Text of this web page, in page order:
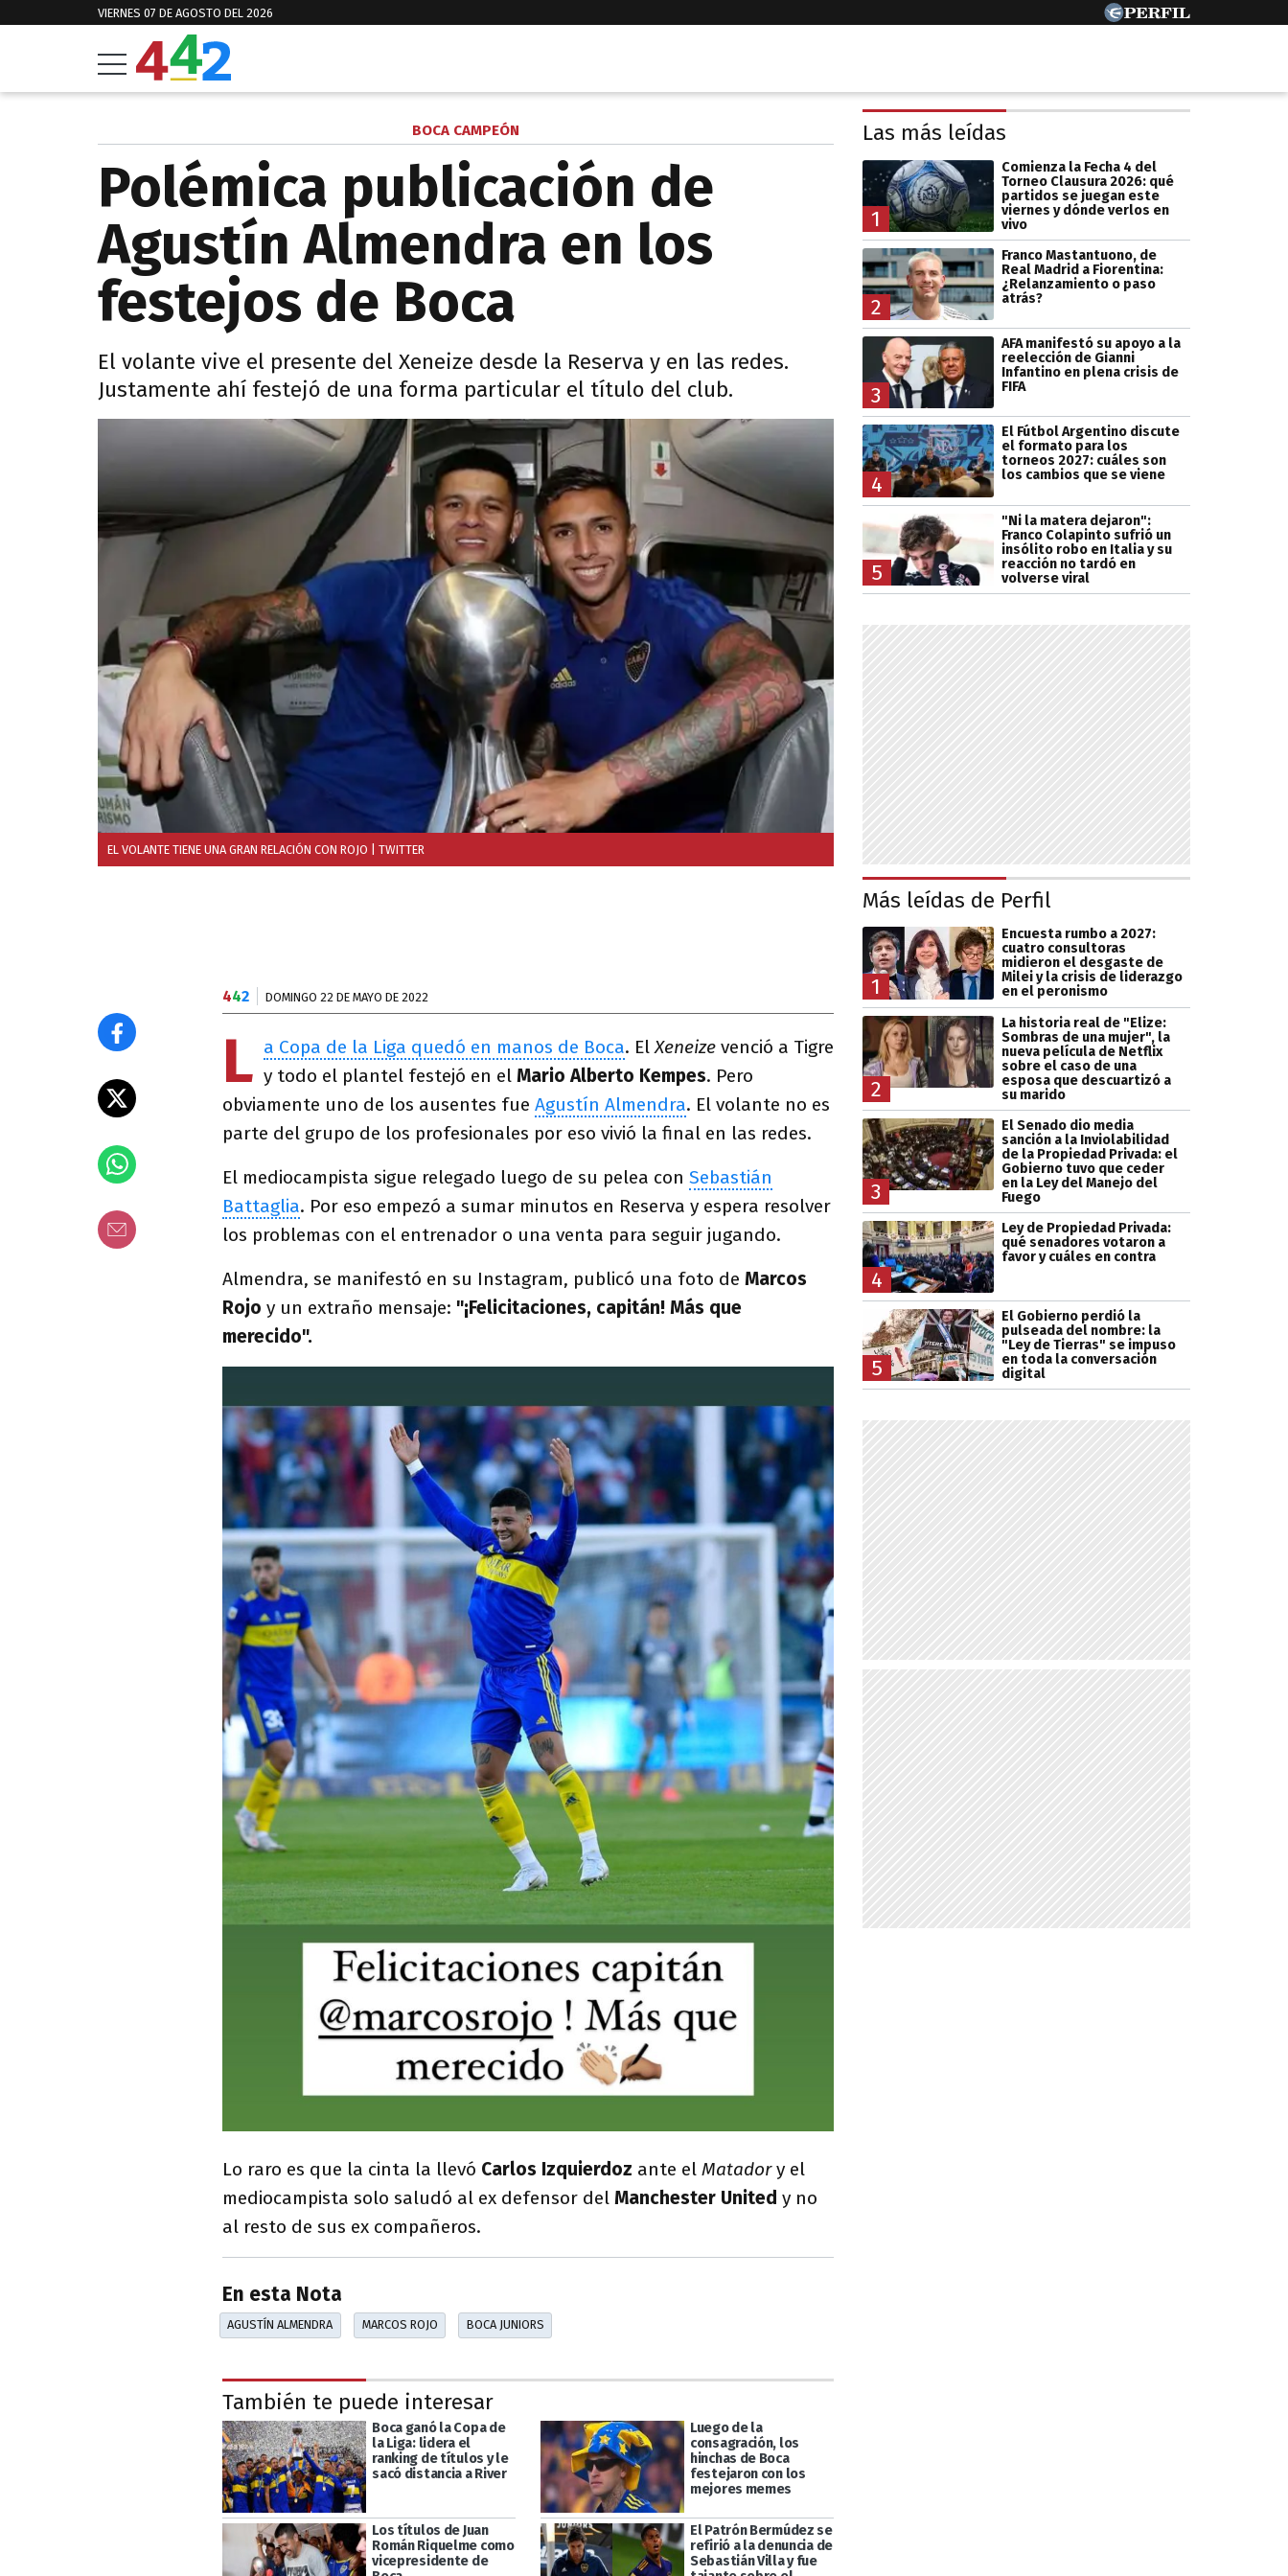
VIERNES 07 DE AGOSTO DEL 2026
BOCA CAMPEÓN
Polémica publicación de
Agustín Almendra en los
festejos de Boca
El volante vive el presente del Xeneize desde la Reserva y en las redes.
Justamente ahí festejó de una forma particular el título del club.
EL VOLANTE TIENE UNA GRAN RELACIÓN CON ROJO | TWITTER
442 DOMINGO 22 DE MAYO DE 2022
L a Copa de la Liga quedó en manos de Boca. ElXeneize venció a Tigre
y todo el plantel festejó en el Mario Alberto Kempes. Pero
obviamente uno de los ausentes fue Agustín Almendra. El volante no es
parte del grupo de los profesionales por eso vivió la final en las redes.
El mediocampista sigue relegado luego de su pelea con Sebastián
Battaglia. Por eso empezó a sumar minutos en Reserva y espera resolver
los problemas con el entrenador o una venta para seguir jugando.
Almendra, se manifestó en su Instagram, publicó una foto de Marcos
Rojo y un extraño mensaje: "¡Felicitaciones, capitán! Más que
merecido".
Lo raro es que la cinta la llevó Carlos Izquierdoz ante el Matadory el
mediocampista solo saludó al ex defensor del Manchester United y no
al resto de sus ex compañeros.
En esta Nota
AGUSTÍN ALMENDRA MARCOS ROJO BOCA JUNIORS
También te puede interesar
Boca ganó la Copa de
la Liga: lidera el
ranking de títulos y le
sacó distancia a River
Luego de la
consagración, los
hinchas de Boca
festejaron con los
mejores memes
Los títulos de Juan
Román Riquelme como
vicepresidente de
El Patrón Bermúdez se
refirió a la denuncia de
Sebastián Villa y fue
Las más leídas
1
Comienza la Fecha 4 del
Torneo Clausura 2026: qué
partidos se juegan este
viernes y dónde verlos en
vivo
2
Franco Mastantuono, de
Real Madrid a Fiorentina:
¿Relanzamiento o paso
atrás?
3
AFA manifestó su apoyo a la
reelección de Gianni
Infantino en plena crisis de
FIFA
4
El Fútbol Argentino discute
el formato para los
torneos 2027: cuáles son
los cambios que se viene
5
"Ni la matera dejaron":
Franco Colapinto sufrió un
insólito robo en Italia y su
reacción no tardó en
volverse viral
Más leídas de Perfil
1
Encuesta rumbo a 2027:
cuatro consultoras
midieron el desgaste de
Milei y la crisis de liderazgo
en el peronismo
2
La historia real de "Elize:
Sombras de una mujer", la
nueva película de Netflix
sobre el caso de una
esposa que descuartizó a
su marido
3
El Senado dio media
sanción a la Inviolabilidad
de la Propiedad Privada: el
Gobierno tuvo que ceder
en la Ley del Manejo del
Fuego
4
Ley de Propiedad Privada:
qué senadores votaron a
favor y cuáles en contra
5
El Gobierno perdió la
pulseada del nombre: la
"Ley de Tierras" se impuso
en toda la conversación
digital